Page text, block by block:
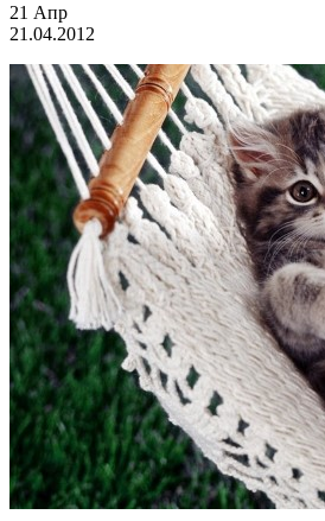
21 Апр
21.04.2012